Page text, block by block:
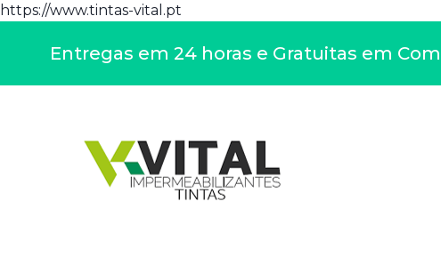
https://www.tintas-vital.pt
Entregas em 24 horas e Gratuitas em